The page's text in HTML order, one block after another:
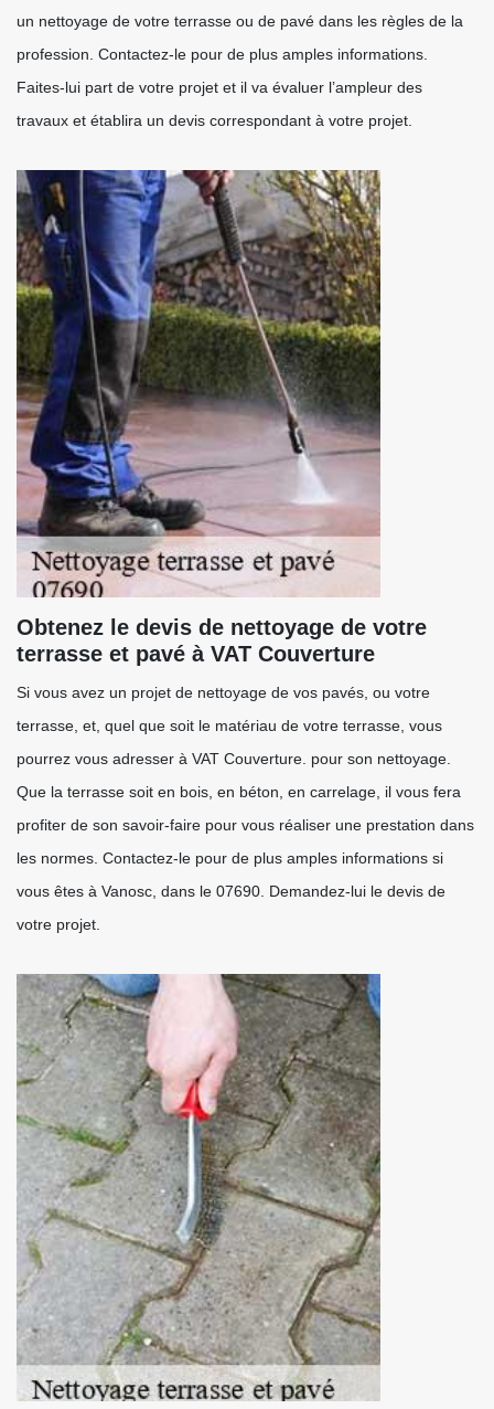
un nettoyage de votre terrasse ou de pavé dans les règles de la
profession. Contactez-le pour de plus amples informations.
Faites-lui part de votre projet et il va évaluer l’ampleur des
travaux et établira un devis correspondant à votre projet.
Obtenez le devis de nettoyage de votre
terrasse et pavé à VAT Couverture
Si vous avez un projet de nettoyage de vos pavés, ou votre
terrasse, et, quel que soit le matériau de votre terrasse, vous
pourrez vous adresser à VAT Couverture. pour son nettoyage.
Que la terrasse soit en bois, en béton, en carrelage, il vous fera
profiter de son savoir-faire pour vous réaliser une prestation dans
les normes. Contactez-le pour de plus amples informations si
vous êtes à Vanosc, dans le 07690. Demandez-lui le devis de
votre projet.